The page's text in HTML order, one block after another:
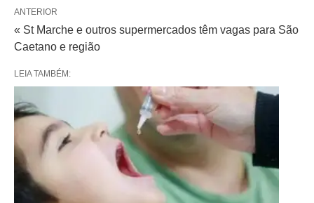
ANTERIOR
« St Marche e outros supermercados têm vagas para São
Caetano e região
LEIA TAMBÉM: